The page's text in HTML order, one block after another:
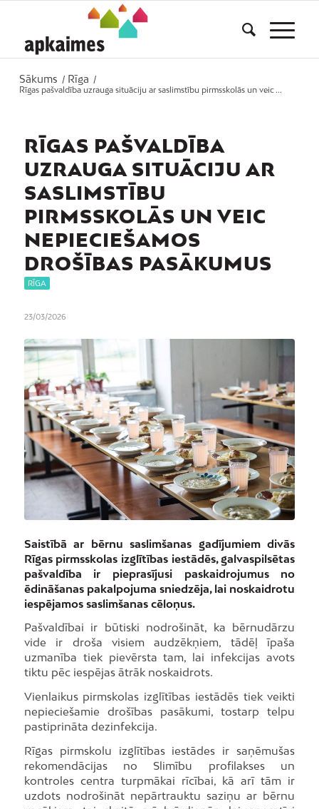
Sākums / Rīga
/
Rīgas pašvaldība uzrauga situāciju ar saslimstību pirmsskolās un veic ...
RĪGAS PAŠVALDĪBA
UZRAUGA SITUĀCIJU AR
SASLIMSTĪBU
PIRMSSKOLĀS UN VEIC
NEPIECIEŠAMOS
DROŠĪBAS PASĀKUMUS
RĪGA
23/03/2026
Saistībā ar bērnu saslimšanas gadījumiem divās
Rīgas pirmsskolas izglītības iestādēs, galvaspilsētas
pašvaldība ir pieprasījusi paskaidrojumus no
ēdināšanas pakalpojuma sniedzēja, lai noskaidrotu
iespējamos saslimšanas cēloņus.
Pašvaldībai ir būtiski nodrošināt, ka bērnudārzu
vide ir droša visiem audzēkņiem, tādēļ īpaša
uzmanība tiek pievērsta tam, lai infekcijas avots
tiktu pēc iespējas ātrāk noskaidrots.
Vienlaikus pirmskolas izglītības iestādēs tiek veikti
nepieciešamie drošības pasākumi, tostarp telpu
pastiprināta dezinfekcija.
Rīgas pirmskolu izglītības iestādes ir saņēmušas
rekomendācijas no Slimību profilakses un
kontroles centra turpmākai rīcībai, kā arī tām ir
uzdots nodrošināt nepārtrauktu saziņu ar bērnu